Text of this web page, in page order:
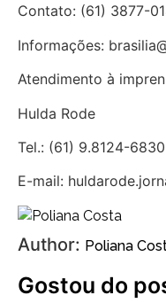
Contato: (61) 3877-
Informações:
Atendimento à
Hulda Rode
Tel.: (61) 9.8124-6830
E-mail:
Author: Poliana
Gostou do